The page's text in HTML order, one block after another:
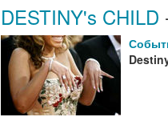
DESTINY's CHILD